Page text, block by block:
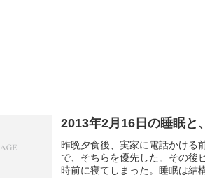
2013年2月16日の睡眠と
昨晩夕食後、実家に電話かける
で、そちらを優先した。その後
時前に寝てしまった。睡眠は結